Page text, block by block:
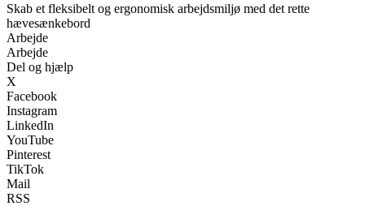
Skab et fleksibelt og ergonomisk arbejdsmiljø med det rette
hævesænkebord
Arbejde
Arbejde
Del og hjælp
X
Facebook
Instagram
LinkedIn
YouTube
Pinterest
TikTok
Mail
RSS